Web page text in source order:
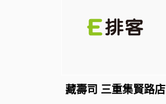
藏壽司 三重集賢路店